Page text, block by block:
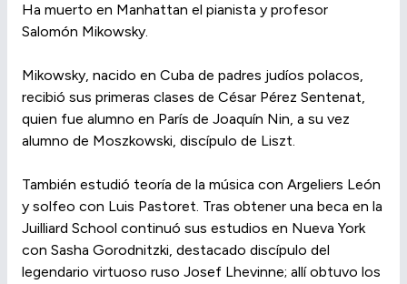
Ha muerto en Manhattan el pianista y profesor
Salomón Mikowsky.
Mikowsky, nacido en Cuba de padres judíos polacos,
recibió sus primeras clases de César Pérez Sentenat,
quien fue alumno en París de Joaquín Nin, a su vez
alumno de Moszkowski, discípulo de Liszt.
También estudió teoría de la música con Argeliers León
y solfeo con Luis Pastoret. Tras obtener una beca en la
Juilliard School continuó sus estudios en Nueva York
con Sasha Gorodnitzki, destacado discípulo del
legendario virtuoso ruso Josef Lhevinne; allí obtuvo los